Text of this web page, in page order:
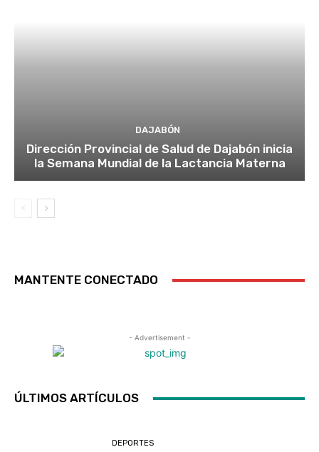
DAJABÓN
Dirección Provincial de Salud de Dajabón inicia
la Semana Mundial de la Lactancia Materna
MANTENTE CONECTADO
- Advertisement -
ÚLTIMOS ARTÍCULOS
DEPORTES